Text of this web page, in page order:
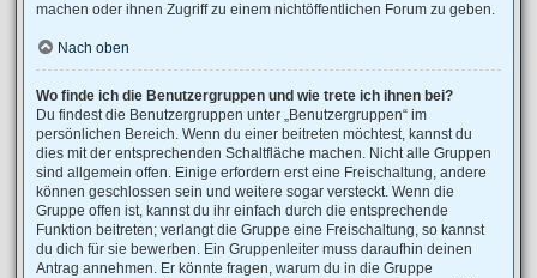
machen oder ihnen Zugriff zu einem nichtöffentlichen Forum zu geben.
Nach oben
Wo finde ich die Benutzergruppen und wie trete ich ihnen bei?
Du findest die Benutzergruppen unter „Benutzergruppen“ im
persönlichen Bereich. Wenn du einer beitreten möchtest, kannst du
dies mit der entsprechenden Schaltfläche machen. Nicht alle Gruppen
sind allgemein offen. Einige erfordern erst eine Freischaltung, andere
können geschlossen sein und weitere sogar versteckt. Wenn die
Gruppe offen ist, kannst du ihr einfach durch die entsprechende
Funktion beitreten; verlangt die Gruppe eine Freischaltung, so kannst
du dich für sie bewerben. Ein Gruppenleiter muss daraufhin deinen
Antrag annehmen. Er könnte fragen, warum du in die Gruppe